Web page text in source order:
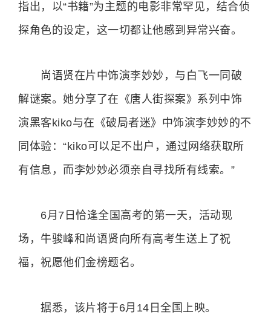
指出，以“书籍”为主题的电影非常罕见，结合侦
探角色的设定，这一切都让他感到异常兴奋。
尚语贤在片中饰演李妙妙，与白飞一同破
解谜案。她分享了在《唐人街探案》系列中饰
演黑客kiko与在《破局者迷》中饰演李妙妙的不
同体验：“kiko可以足不出户，通过网络获取所
有信息，而李妙妙必须亲自寻找所有线索。”
6月7日恰逢全国高考的第一天，活动现
场，牛骏峰和尚语贤向所有高考生送上了祝
福，祝愿他们金榜题名。
据悉，该片将于6月14日全国上映。